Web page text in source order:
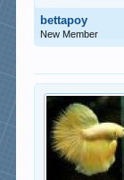
bettapoy
New Member